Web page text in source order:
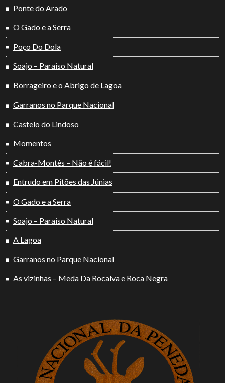
Ponte do Arado
O Gado e a Serra
Poço Do Dola
Soajo – Paraiso Natural
Borrageiro e o Abrigo de Lagoa
Garranos no Parque Nacional
Castelo do Lindoso
Momentos
Cabra-Montês – Não é fácil!
Entrudo em Pitões das Júnias
O Gado e a Serra
Soajo – Paraiso Natural
A Lagoa
Garranos no Parque Nacional
As vizinhas – Meda Da Rocalva e Roca Negra